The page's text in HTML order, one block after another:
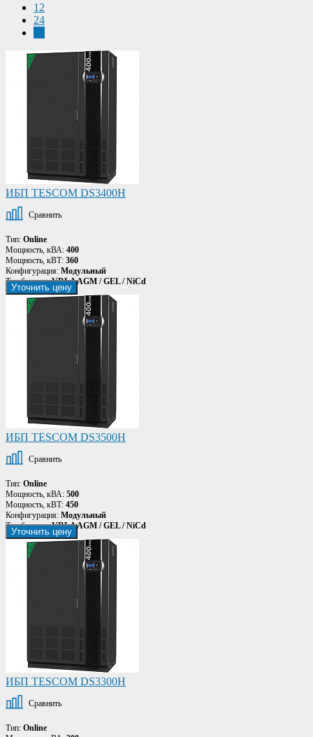
12
24
ИБП TESCOM DS3400H
Сравнить
Тип: Online
Мощность, кВА: 400
Мощность, кВТ: 360
Конфигурация: Модульный
Тип батареи:VRLA AGM / GEL / NiCd
Уточнить цену
ИБП TESCOM DS3500H
Сравнить
Тип: Online
Мощность, кВА: 500
Мощность, кВТ: 450
Конфигурация: Модульный
Тип батареи:VRLA AGM / GEL / NiCd
Уточнить цену
ИБП TESCOM DS3300H
Сравнить
Тип: Online